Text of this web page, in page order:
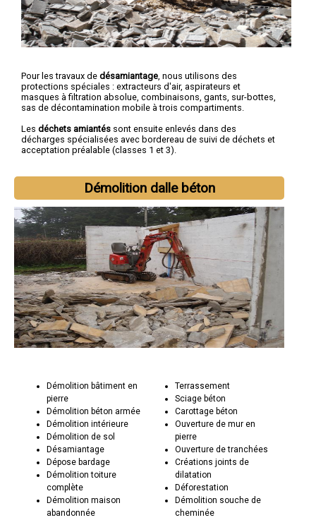
Pour les travaux de désamiantage, nous utilisons des
protections spéciales : extracteurs d'air, aspirateurs et
masques à filtration absolue, combinaisons, gants, sur-bottes,
sas de décontamination mobile à trois compartiments.
Les déchets amiantés sont ensuite enlevés dans des
décharges spécialisées avec bordereau de suivi de déchets et
acceptation préalable (classes 1 et 3).
Démolition dalle béton
Démolition bâtiment en
pierre
Démolition béton armée
Démolition intérieure
Démolition de sol
Désamiantage
Dépose bardage
Démolition toiture
complète
Démolition maison
abandonnée
Terrassement
Sciage béton
Carottage béton
Ouverture de mur en
pierre
Ouverture de tranchées
Créations joints de
dilatation
Déforestation
Démolition souche de
cheminée